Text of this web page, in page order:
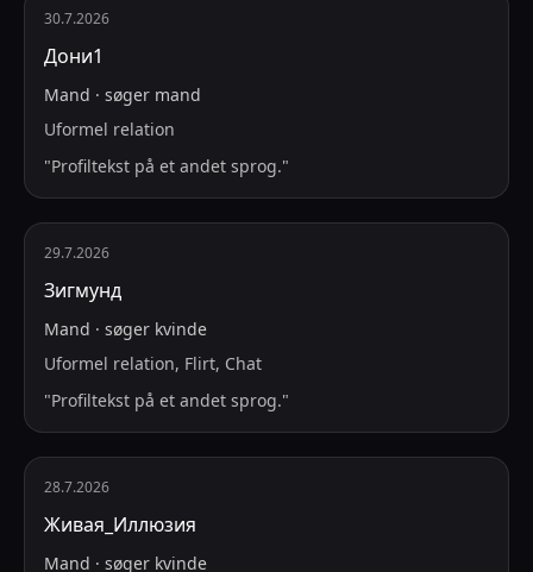
30.7.2026
Дони1
Mand · søger mand
Uformel relation
"Profiltekst på et andet sprog."
29.7.2026
Зигмунд
Mand · søger kvinde
Uformel relation, Flirt, Chat
"Profiltekst på et andet sprog."
28.7.2026
Живая_Иллюзия
Mand · søger kvinde